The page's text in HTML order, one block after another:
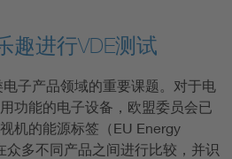
趣进行VDE测试
电子产品领域的重要课题。对于电
功能的电子设备，欧盟委员会已
机的能源标签（EU Energy
多不同产品之间进行比较，并识